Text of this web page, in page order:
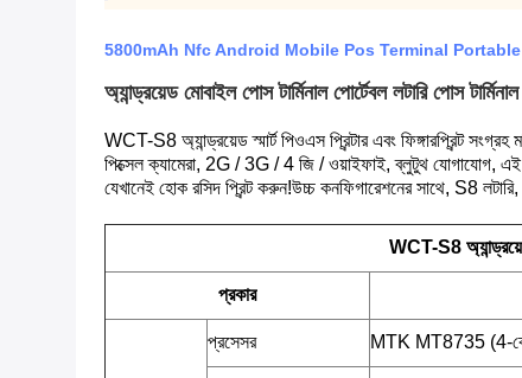
5800mAh Nfc Android Mobile Pos Terminal
অ্যান্ড্রয়েড মোবাইল পোস টার্মিনাল পোর্টেবল লটারি পোস
WCT-S8 অ্যান্ড্রয়েড স্মার্ট পিওএস প্রিন্টার এবং ফিঙ্গারপ্রিন্ট
পিক্সেল ক্যামেরা, 2G / 3G / 4 জি / ওয়াইফাই, ব্লুটুথ যোগাযোগ, এই
যেখানেই হোক রসিদ প্রিন্ট করুন!উচ্চ কনফিগারেশনের সাথে, S8
WCT-S8
প্রকার
প্রসেসর MTK MT8735 (4-